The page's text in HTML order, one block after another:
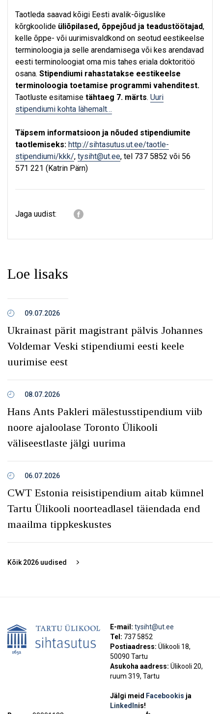
Taotleda saavad kõigi Eesti avalik-õiguslike
kõrgkoolide üliõpilased, õppejõud ja teadustöötajad,
kelle õppe- või uurimisvaldkond on seotud eestikeelse
terminoloogia ja selle arendamisega või kes arendavad
eesti terminoloogiat oma mis tahes eriala doktoritöö
osana. Stipendiumi rahastatakse eestikeelse
terminoloogia toetamise programmi vahenditest.
Taotluste esitamise tähtaeg 7. märts. Uuri
stipendiumi kohta lähemalt…
Täpsem informatsioon ja nõuded stipendiumite
taotlemiseks: http://sihtasutus.ut.ee/taotle-
stipendiumi/kkk/, tysiht@ut.ee, tel 737 5852 või 56
571 221 (Katrin Pärn)
Jaga uudist:
Loe lisaks
09.07.2026
Ukrainast pärit magistrant pälvis Johannes
Voldemar Veski stipendiumi eesti keele
uurimise eest
08.07.2026
Hans Ants Pakleri mälestusstipendium viib
noore ajaloolase Toronto Ülikooli
väliseestlaste jälgi uurima
06.07.2026
CWT Estonia reisistipendium aitab kümnel
Tartu Ülikooli noorteadlasel täiendada end
maailma tippkeskustes
Kõik 2026 uudised
E-mail: tysiht@ut.ee
Tel: 737 5852
Postiaadress: Ülikooli 18,
50090 Tartu
Asukoha aadress: Ülikooli 20,
ruum 319, Tartu
Jälgi meid Facebookis ja
LinkedInis!